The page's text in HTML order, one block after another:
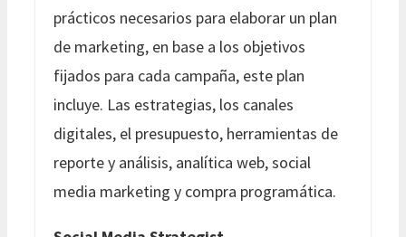
prácticos necesarios para elaborar un plan
de marketing, en base a los objetivos
fijados para cada campaña, este plan
incluye. Las estrategias, los canales
digitales, el presupuesto, herramientas de
reporte y análisis, analítica web, social
media marketing y compra programática.